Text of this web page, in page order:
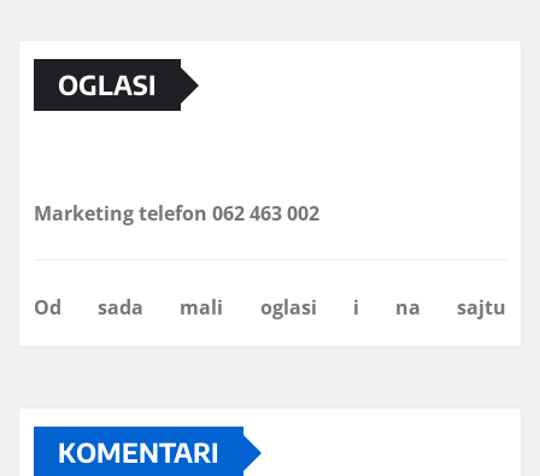
OGLASI
KOMENTARI